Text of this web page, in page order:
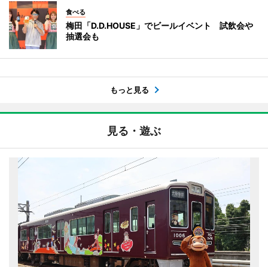
食べる
梅田「D.D.HOUSE」でビールイベント 試飲会や
抽選会も
もっと見る
見る・遊ぶ